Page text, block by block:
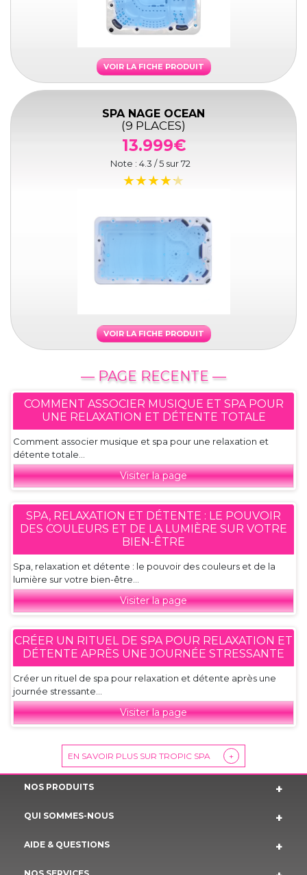
VOIR LA FICHE PRODUIT
SPA NAGE OCEAN
(9 PLACES)
13.999€
Note : 4.3 / 5 sur72
VOIR LA FICHE PRODUIT
— PAGE RECENTE —
COMMENT ASSOCIER MUSIQUE ET SPA POUR
UNE RELAXATION ET DÉTENTE TOTALE
Comment associer musique et spa pour une relaxation et
détente totale...
Visiter la page
SPA, RELAXATION ET DÉTENTE : LE POUVOIR
DES COULEURS ET DE LA LUMIÈRE SUR VOTRE
BIEN-ÊTRE
Spa, relaxation et détente : le pouvoir des couleurs et de la
lumière sur votre bien-être...
Visiter la page
CRÉER UN RITUEL DE SPA POUR RELAXATION ET
DÉTENTE APRÈS UNE JOURNÉE STRESSANTE
Créer un rituel de spa pour relaxation et détente après une
journée stressante...
Visiter la page
EN SAVOIR PLUS SUR TROPIC SPA +
NOS PRODUITS
QUI SOMMES-NOUS
AIDE & QUESTIONS